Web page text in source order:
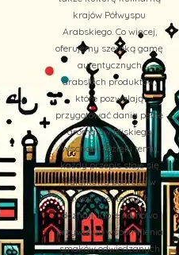
krajów Półwyspu
Arabskiego. Co więcej,
oferujemy szeroką gamę
autentycznych
arabskich produktów,
które pozwalają
przygotować dania pełne
aromatów Bliskiego
Wschodu. Dzięki temu,
każdy przepis staje się
wyjątkową podróżą w
świat orientalnych
doznań, które na nowo
przywołują wspomnienia
smaków odwiedzanych